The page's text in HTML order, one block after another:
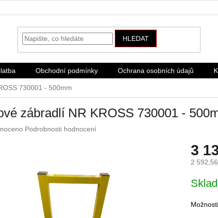
HLEDAT
Obchodní podmínky Ochrana osobních údajů
730001 - 500mm
zábradlí NR KROSS 730001 -
Podrobnosti hodnocení
3
2
cena: